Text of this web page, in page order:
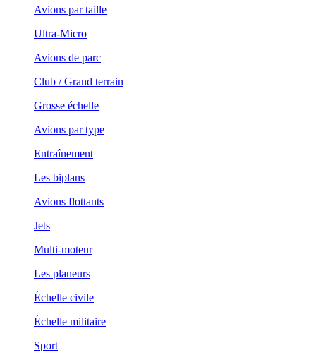
Avions par taille
Ultra-Micro
Avions de parc
Club / Grand terrain
Grosse échelle
Avions par type
Entraînement
Les biplans
Avions flottants
Jets
Multi-moteur
Les planeurs
Échelle civile
Échelle militaire
Sport